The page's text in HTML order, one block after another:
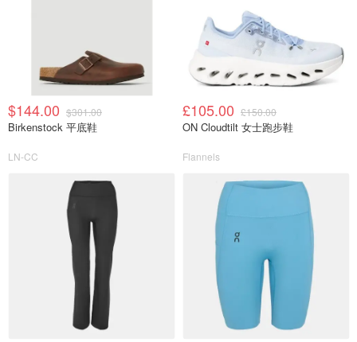
$144.00 $301.00
Birkenstock 平底鞋
LN-CC
£105.00 £150.00
ON Cloudtilt 女士跑步鞋
Flannels